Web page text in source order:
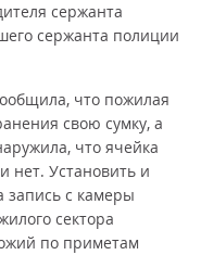
сержанта
сержанта полиции
что пожилая
свою сумку, а
что ячейка
нет. Установить и
запись с камеры
сектора
по приметам